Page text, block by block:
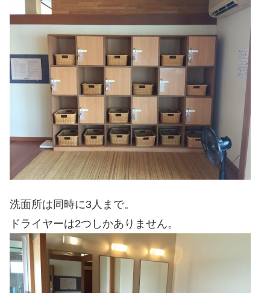
洗面所は同時に3人まで。
ドライヤーは2つしかありません。